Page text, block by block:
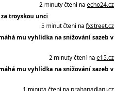
2 minuty čtení na echo24.cz
troyskou unci
5 minut čtení na fxstreet.cz
mu vyhlídka na snižování sazeb v
2 minuty čtení na e15.cz
mu vyhlídka na snižování sazeb v